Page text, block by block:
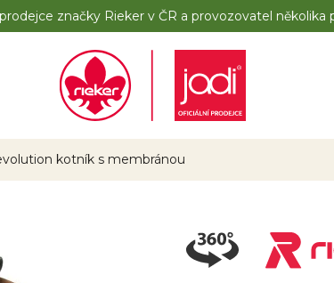
značky Rieker v ČR a provozovatel několika
kotník s membránou